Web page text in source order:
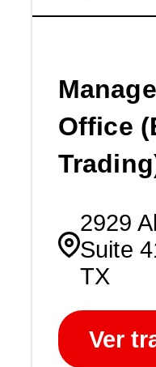
Office
2929
Suite
TX
Ver